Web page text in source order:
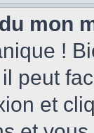
mon
!
peut
et